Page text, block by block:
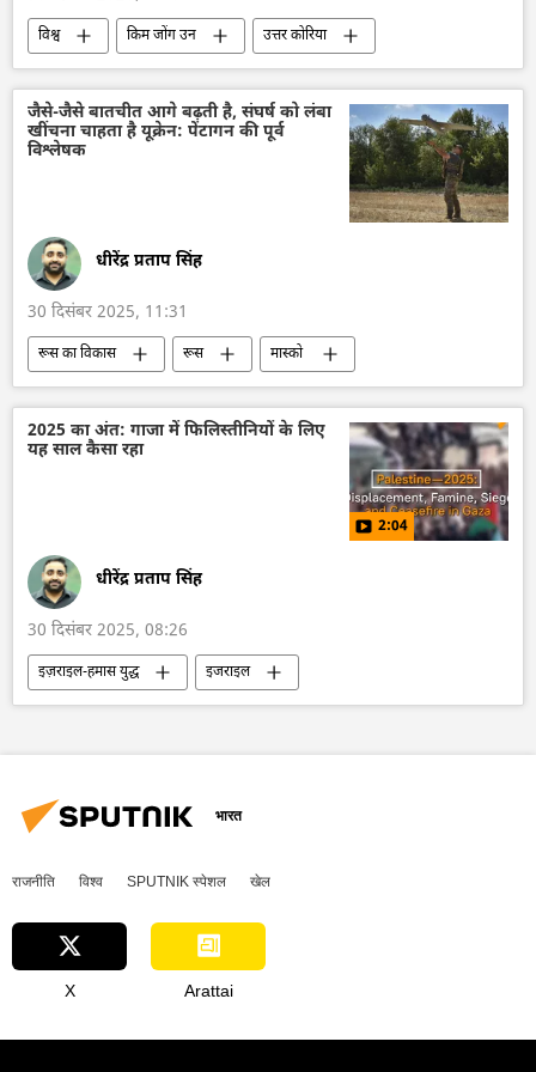
विश्व किम जोंग उन
उत्तर कोरिया
सैन्य तकनीक
सैन्य प्रौद्योगिकी
तकनीकी विकास
जैसे-जैसे बातचीत आगे बढ़ती है, संघर्ष को लंबा
खींचना चाहता है यूक्रेन: पेंटागन की पूर्व
विश्लेषक
धीरेंद्र प्रताप सिंह
30 दिसंबर 2025, 11:31
रूस का विकास रूस
मास्को
यूक्रेन सशस्त्र बल
यूक्रेन
यूक्रेन की सुरक्षा सेवा (SBU)
यूक्रेन का जवाबी हमला
अमेरिका
2025 का अंत: गाजा में फिलिस्तीनियों के लिए
यह साल कैसा रहा
2:04
धीरेंद्र प्रताप सिंह
30 दिसंबर 2025, 08:26
इज़राइल-हमास युद्ध
इजराइल
इज़राइल रक्षा सेना
इज़राइल
फिलिस्तीन
भारत
राजनीति विश्व SPUTNIK स्पेशल खेल
X Arattai